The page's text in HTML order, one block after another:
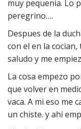
muy pequenia. Lo
peregrino….
Despues de la
con el en la
saludo y me
La cosa empezo
que volver en
vaca. A mi eso me
un chiste. y ahi